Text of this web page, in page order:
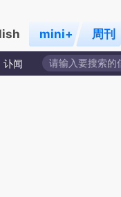
mini+ 周刊
讣闻